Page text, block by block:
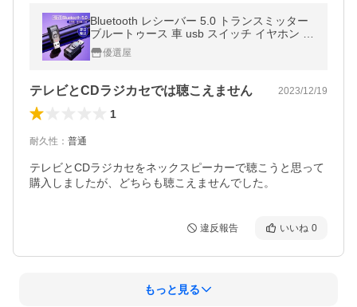
Bluetooth レシーバー 5.0 トランスミッター
ブルートゥース 車 usb スイッチ イヤホン A
UX アンプ内蔵 送信機 受信機 小型 アダプタ
ー 5.1 ワイヤレス 無線
優選屋
テレビとCDラジカセでは聴こえません 2023/12/19
1
耐久性 ： 普通
テレビとCDラジカセをネックスピーカーで聴こうと思って
購入しましたが、どちらも聴こえませんでした。
違反報告 いいね 0
もっと見る